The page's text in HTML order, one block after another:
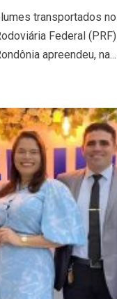
transportados no
Federal (PRF)
apreendeu, na...